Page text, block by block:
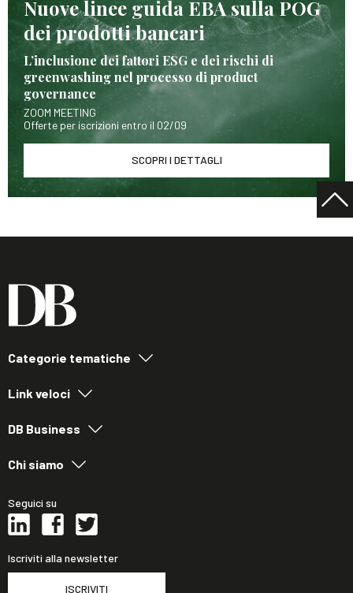
Nuove linee guida EBA sulla POG
dei prodotti bancari
L’inclusione dei fattori ESG e dei rischi di
greenwashing nel processo di product
governance
ZOOM MEETING
Offerte per iscrizioni entro il 02/09
SCOPRI I DETTAGLI
Categorie tematiche
Link veloci
DB Business
Chi siamo
Seguici su
Iscriviti alla newsletter
ISCRIVITI